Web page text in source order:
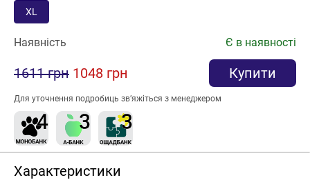
XL
Наявність Є в наявності
1611 грн 1048 грн Купити
Для уточнення подробиць зв’яжіться з менеджером
Характеристики